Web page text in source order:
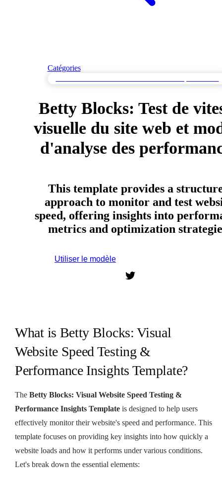
Catégories
Betty Blocks: Test de
visuelle du site web et
d'analyse des
This template provides a
approach to monitor and test
speed, offering insights into
metrics and optimization
Utiliser le modèle
What is Betty Blocks: Visual
Website Speed Testing &
Performance Insights Template?
The Betty Blocks: Visual Website Speed Testing &
Performance Insights Template is designed to help users
effectively monitor their website's speed and performance. This
template focuses on providing key insights into how quickly a
website loads and how it performs under various conditions.
Let's break down the essential elements: